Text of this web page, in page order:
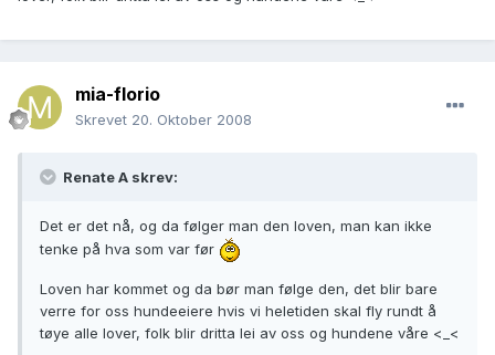
mia-florio
Skrevet 20. Oktober 2008
Renate A skrev:
Det er det nå, og da følger man den loven, man kan ikke
tenke på hva som var før
Loven har kommet og da bør man følge den, det blir bare
verre for oss hundeeiere hvis vi heletiden skal fly rundt å
tøye alle lover, folk blir dritta lei av oss og hundene våre <_<